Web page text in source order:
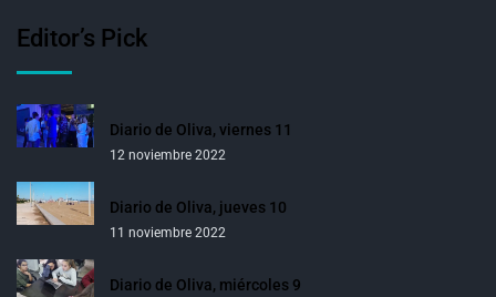
Editor’s Pick
Diario de Oliva, viernes 11
12 noviembre 2022
Diario de Oliva, jueves 10
11 noviembre 2022
Diario de Oliva, miércoles 9